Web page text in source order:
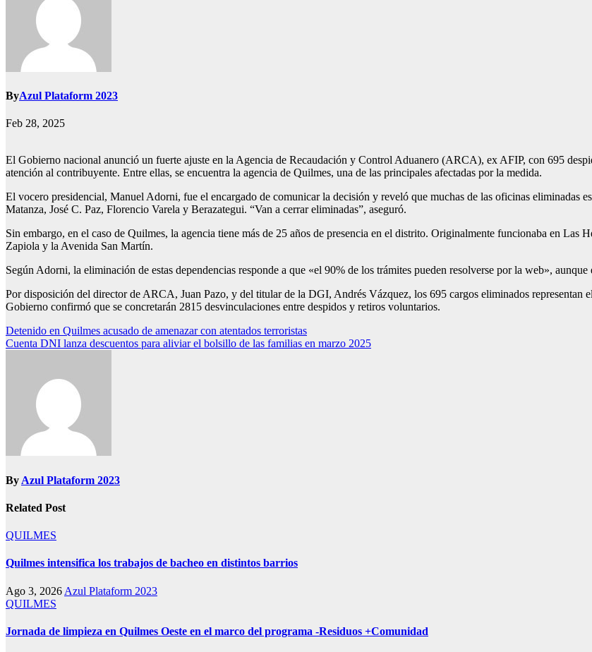
ByAzul Plataform 2023
Feb 28, 2025
El Gobierno nacional anunció un fuerte ajuste en la Agencia de Recaudación y Control Aduanero (ARCA), ex AFIP, con 695
atención al contribuyente. Entre ellas, se encuentra la agencia de Quilmes, una de las principales afectadas por la medida.
El vocero presidencial, Manuel Adorni, fue el encargado de comunicar la decisión y reveló que muchas de las oficinas eliminadas
Matanza, José C. Paz, Florencio Varela y Berazategui. “Van a cerrar eliminadas”, aseguró.
Sin embargo, en el caso de Quilmes, la agencia tiene más de 25 años de presencia en el distrito. Originalmente funcionaba en Las
Zapiola y la Avenida San Martín.
Según Adorni, la eliminación de estas dependencias responde a que «el 90% de los trámites pueden resolverse por la web»,
Por disposición del director de ARCA, Juan Pazo, y del titular de la DGI, Andrés Vázquez, los 695 cargos eliminados representan
Gobierno confirmó que se concretarán 2815 desvinculaciones entre despidos y retiros voluntarios.
Navegación
de
Detenido en Quilmes acusado de amenazar con atentados terroristas
Cuenta DNI lanza descuentos para aliviar el bolsillo de las familias en marzo 2025
By Azul Plataform 2023
Related Post
QUILMES
Quilmes intensifica los trabajos de bacheo en distintos barrios
Ago 3, 2026 Azul Plataform 2023
QUILMES
Jornada de limpieza en Quilmes Oeste en el marco del programa -Residuos +Comunidad